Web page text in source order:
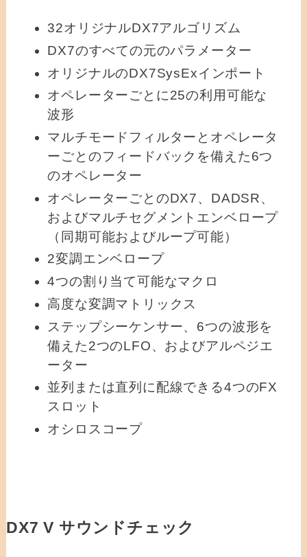
32オリジナルDX7アルゴリズム
DX7のすべての元のパラメーター
オリジナルのDX7SysExインポート
オペレーターごとに25の利用可能な
波形
マルチモードフィルターとオペレータ
ーごとのフィードバックを備えた6つ
のオペレーター
オペレーターごとのDX7、DADSR、
およびマルチセグメントエンベロープ
（同期可能およびループ可能）
2変調エンベロープ
4つの割り当て可能なマクロ
高度な変調マトリックス
ステップシーケンサー、6つの波形を
備えた2つのLFO、およびアルペジエ
ーター
並列または直列に配線できる4つのFX
スロット
オシロスコープ
DX7 V サウンドチェック